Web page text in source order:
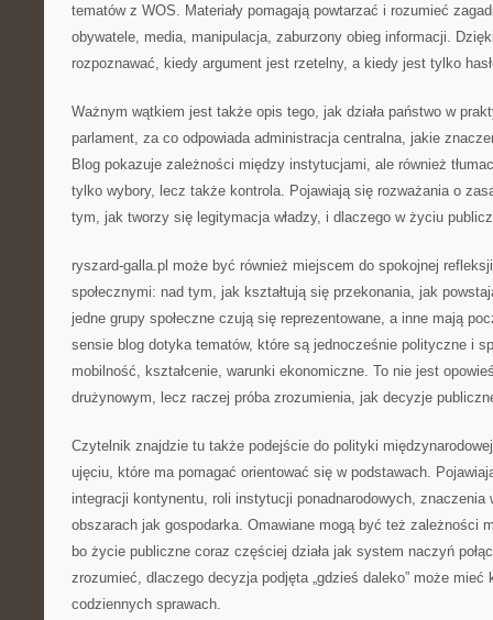
tematów z WOS. Materiały pomagają powtarzać i rozumieć
obywatele, media, manipulacja, zaburzony obieg informacji.
rozpoznawać, kiedy argument jest rzetelny, a kiedy jest tylko
Ważnym wątkiem jest także opis tego, jak działa państwo w
parlament, za co odpowiada administracja centralna, jakie
Blog pokazuje zależności między instytucjami, ale również
tylko wybory, lecz także kontrola. Pojawiają się rozważania o
tym, jak tworzy się legitymacja władzy, i dlaczego w życiu
ryszard-galla.pl może być również miejscem do spokojnej
społecznymi: nad tym, jak kształtują się przekonania, jak
jedne grupy społeczne czują się reprezentowane, a inne mają
sensie blog dotyka tematów, które są jednocześnie polityczne i
mobilność, kształcenie, warunki ekonomiczne. To nie jest
drużynowym, lecz raczej próba zrozumienia, jak decyzje
Czytelnik znajdzie tu także podejście do polityki
ujęciu, które ma pomagać orientować się w podstawach.
integracji kontynentu, roli instytucji ponadnarodowych, znaczenia
obszarach jak gospodarka. Omawiane mogą być też zależności
bo życie publiczne coraz częściej działa jak system naczyń
zrozumieć, dlaczego decyzja podjęta „gdzieś daleko” może mieć
codziennych sprawach.